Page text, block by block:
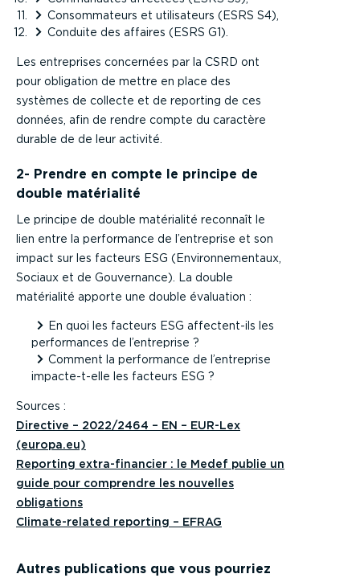
Consommateurs et utilisateurs (ESRS S4),
Conduite des affaires (ESRS G1).
Les entreprises concernées par la CSRD ont
pour obligation de mettre en place des
systèmes de collecte et de reporting de ces
données, afin de rendre compte du caractère
durable de de leur activité.
2- Prendre en compte le principe de
double matérialité
Le principe de double matérialité reconnaît le
lien entre la performance de l’entreprise et son
impact sur les facteurs ESG (Environnementaux,
Sociaux et de Gouvernance). La double
matérialité apporte une double évaluation :
En quoi les facteurs ESG affectent-ils les
performances de l’entreprise ?
Comment la performance de l’entreprise
impacte-t-elle les facteurs ESG ?
Sources :
Directive – 2022/2464 – EN – EUR-Lex
(europa.eu)
Reporting extra-financier : le Medef publie un
guide pour comprendre les nouvelles
obligations
Climate-related reporting – EFRAG
Autres publications que vous pourriez